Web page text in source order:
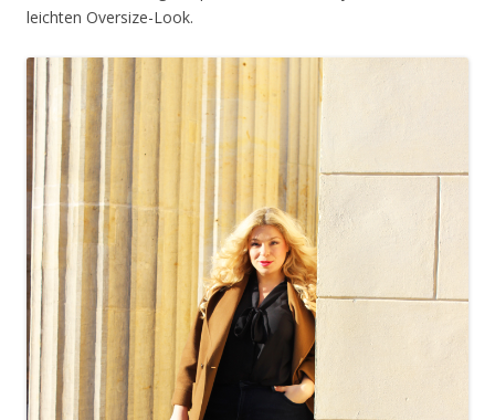
leichten Oversize-Look.